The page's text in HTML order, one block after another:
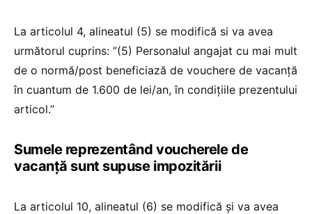
La articolul 4, alineatul (5) se modifică si va avea
următorul cuprins: ”(5) Personalul angajat cu mai mult
de o normă/post beneficiază de vouchere de vacanţă
în cuantum de 1.600 de lei/an, în condiţiile prezentului
articol.”
Sumele reprezentând voucherele de
vacanță sunt supuse impozitării
La articolul 10, alineatul (6) se modifică şi va avea